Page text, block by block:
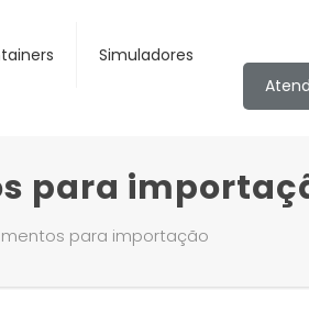
Simuladores
para
para importação